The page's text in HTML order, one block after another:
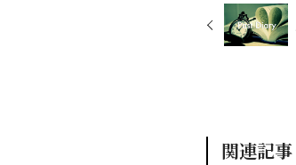
関連記事